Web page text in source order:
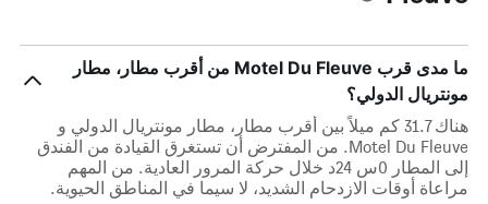
ما مدى قرب Motel Du Fleuve من أقرب مطار، مطار
مونتريال الدولي؟
هناك 31.7 كم ميلاً بين أقرب مطار، مطار مونتريال الدولي و
Motel Du Fleuve. من المفترض أن تستغرق القيادة من الفندق
إلى المطار 0س 24د خلال حركة المرور العادية. من المهم
مراعاة أوقات الازدحام الشديد، لا سيما في المناطق الحيوية.